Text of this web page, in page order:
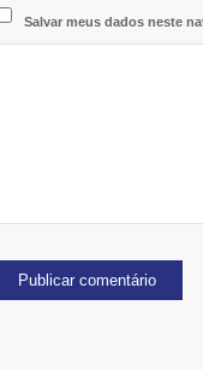
Salvar meus dados neste